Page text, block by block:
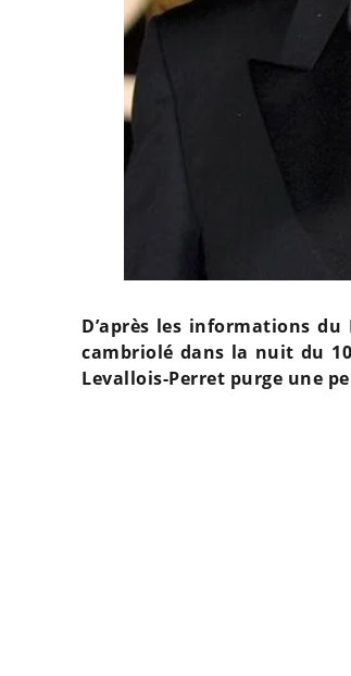
D’après les informations
cambriolé dans la nuit du
Levallois-Perret purge une